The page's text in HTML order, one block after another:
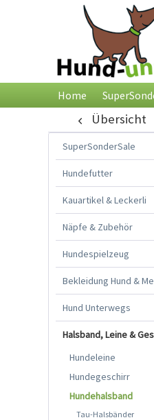
Home
Übersicht
SuperSonderSale
Hundefutter
Kauartikel & Leckerli
Näpfe & Zubehör
Hundespielzeug
Bekleidung Hund &
Hund Unterwegs
Halsband, Leine &
Hundeleine
Hundegeschirr
Hundehalsband
Tau-Halsbänder